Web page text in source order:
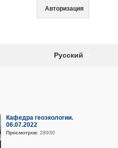
Авторизация
Русский
Кафедра геоэкологии.
06.07.2022
Просмотров: 28930